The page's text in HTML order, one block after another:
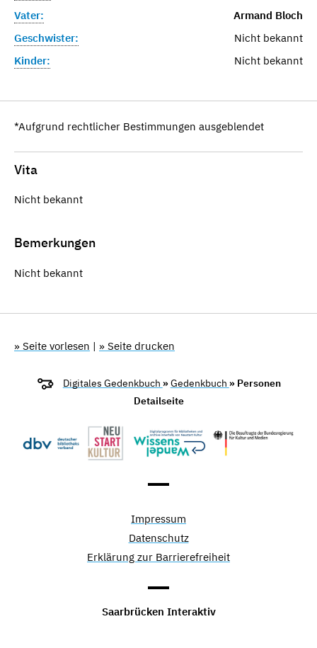
Vater:
Armand Bloch
Geschwister:
Nicht bekannt
Kinder:
Nicht bekannt
*Aufgrund rechtlicher Bestimmungen ausgeblendet
Vita
Nicht bekannt
Bemerkungen
Nicht bekannt
» Seite vorlesen | » Seite drucken
Digitales Gedenkbuch »Gedenkbuch » Personen
Detailseite
Impressum
Datenschutz
Erklärung zur Barrierefreiheit
Saarbrücken Interaktiv